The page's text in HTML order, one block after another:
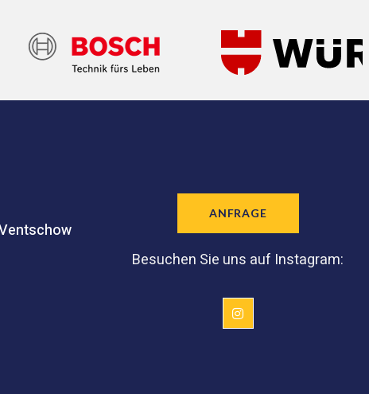
ANFRAGE
Besuchen Sie uns auf Instagram: